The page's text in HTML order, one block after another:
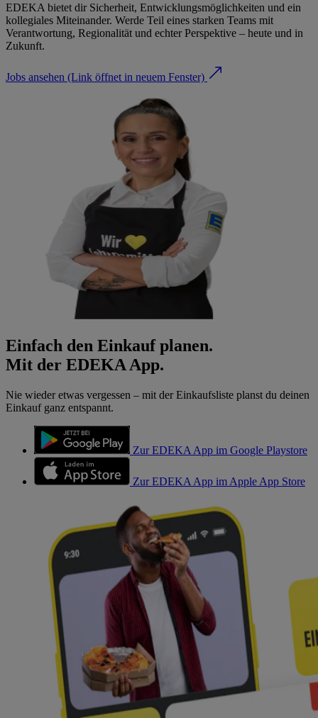
EDEKA bietet dir Sicherheit, Entwicklungsmöglichkeiten und ein
kollegiales Miteinander. Werde Teil eines starken Teams mit
Verantwortung, Regionalität und echter Perspektive – heute und in
Zukunft.
Jobs ansehen (Link öffnet in neuem Fenster)
Einfach den Einkauf planen.
Mit der EDEKA App.
Nie wieder etwas vergessen – mit der Einkaufsliste planst du deinen
Einkauf ganz entspannt.
Zur EDEKA App im Google Playstore
Zur EDEKA App im Apple App Store